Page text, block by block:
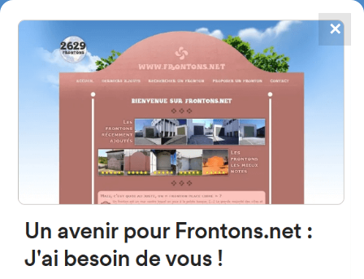
FRONTONS.NET
RECHERCHER UN FRONTON
PROPOSER UN FRONTON
4867
frontons
Actualités de la pelote basque
✕